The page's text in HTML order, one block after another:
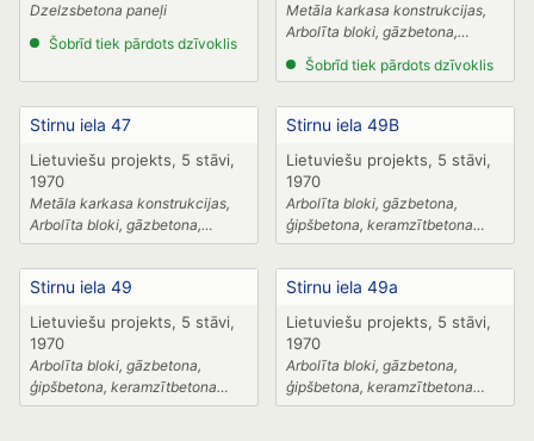
Dzelzsbetona paneļi
Šobrīd tiek pārdots dzīvoklis
Metāla karkasa konstrukcijas,
Arbolīta bloki, gāzbetona,
ģipšbetona, keramzītbetona
paneļi
Šobrīd tiek pārdots dzīvoklis
Stirnu iela 47
Lietuviešu projekts, 5 stāvi,
1970
Metāla karkasa konstrukcijas,
Arbolīta bloki, gāzbetona,
ģipšbetona, keramzītbetona
paneļi
Stirnu iela 49B
Lietuviešu projekts, 5 stāvi,
1970
Arbolīta bloki, gāzbetona,
ģipšbetona, keramzītbetona
paneļi
Stirnu iela 49
Lietuviešu projekts, 5 stāvi,
1970
Arbolīta bloki, gāzbetona,
ģipšbetona, keramzītbetona
paneļi
Stirnu iela 49a
Lietuviešu projekts, 5 stāvi,
1970
Arbolīta bloki, gāzbetona,
ģipšbetona, keramzītbetona
paneļi